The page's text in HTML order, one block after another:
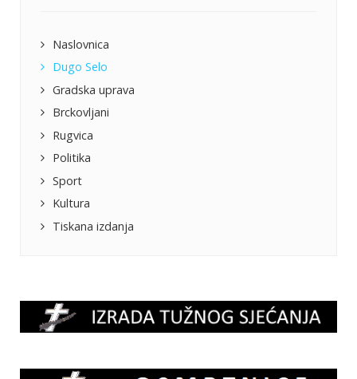
Naslovnica
Dugo Selo
Gradska uprava
Brckovljani
Rugvica
Politika
Sport
Kultura
Tiskana izdanja